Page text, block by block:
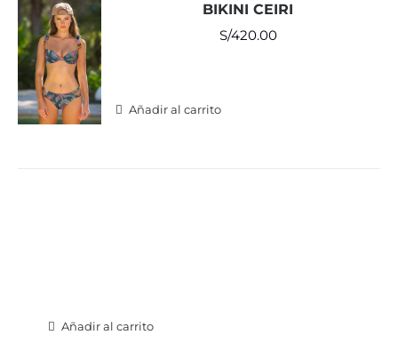
BIKINI CEIRI
S/420.00
Añadir al carrito
Añadir al carrito